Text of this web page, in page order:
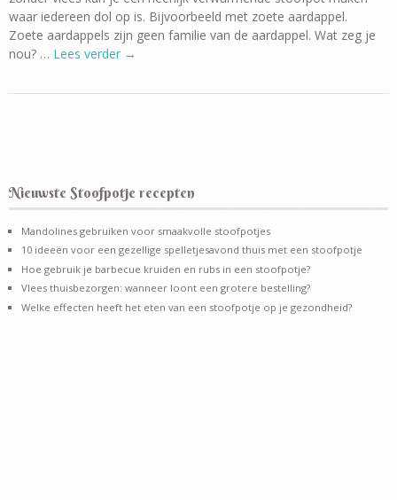
waar iedereen dol op is. Bijvoorbeeld met zoete aardappel.
Zoete aardappels zijn geen familie van de aardappel. Wat zeg je
nou? … Lees verder →
Nieuwste Stoofpotje recepten
Mandolines gebruiken voor smaakvolle stoofpotjes
10 ideeën voor een gezellige spelletjesavond thuis met een stoofpotje
Hoe gebruik je barbecue kruiden en rubs in een stoofpotje?
Vlees thuisbezorgen: wanneer loont een grotere bestelling?
Welke effecten heeft het eten van een stoofpotje op je gezondheid?